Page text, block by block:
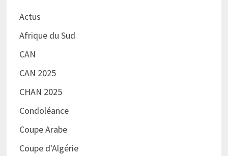
Actus
Afrique du Sud
CAN
CAN 2025
CHAN 2025
Condoléance
Coupe Arabe
Coupe d'Algérie